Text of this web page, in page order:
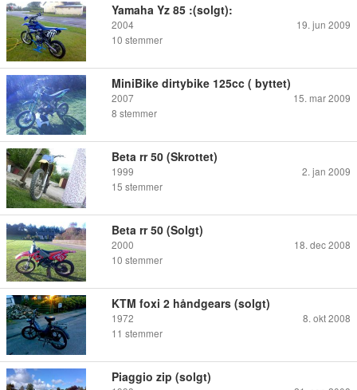
Yamaha Yz 85 :(solgt):
2004
19. jun 2009
10 stemmer
MiniBike dirtybike 125cc ( byttet)
2007
15. mar 2009
8 stemmer
Beta rr 50 (Skrottet)
1999
2. jan 2009
15 stemmer
Beta rr 50 (Solgt)
2000
18. dec 2008
10 stemmer
KTM foxi 2 håndgears (solgt)
1972
8. okt 2008
11 stemmer
Piaggio zip (solgt)